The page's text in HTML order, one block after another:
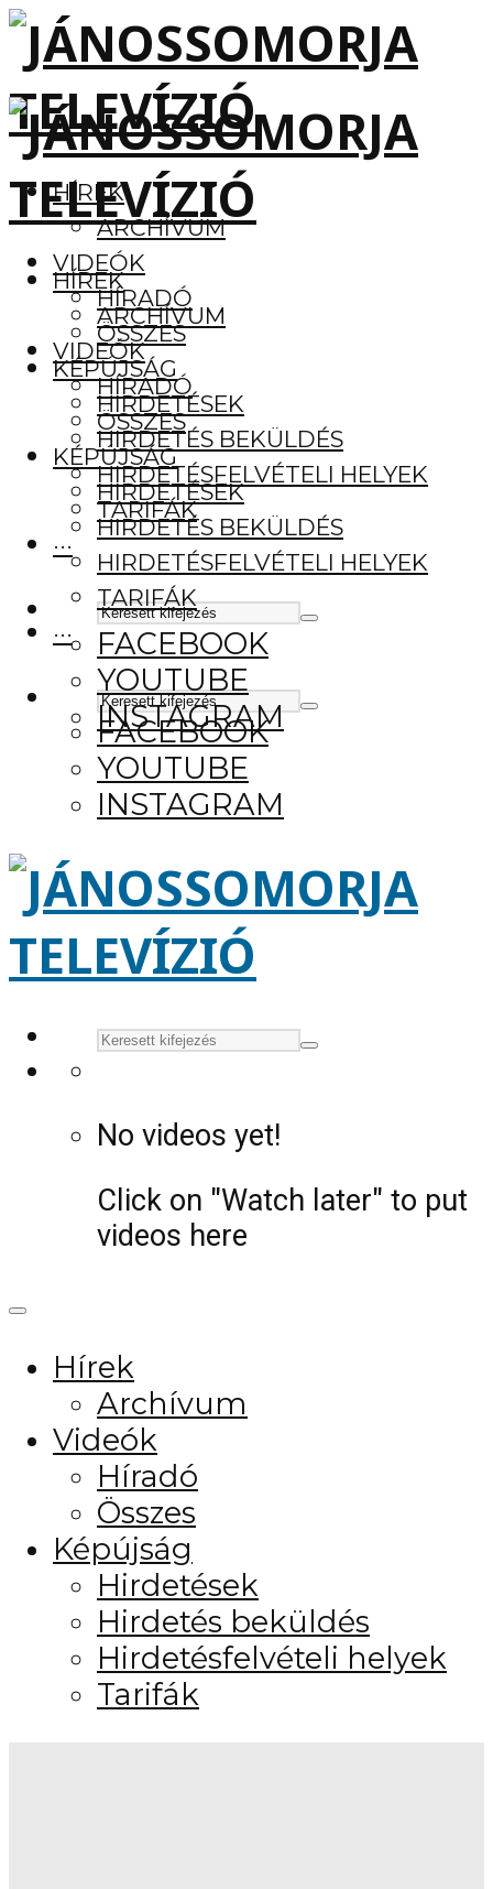
HÍREK
ARCHÍVUM
VIDEÓK
HÍRADÓ
ÖSSZES
KÉPÚJSÁG
HIRDETÉSEK
HIRDETÉS BEKÜLDÉS
HIRDETÉSFELVÉTELI HELYEK
TARIFÁK
···
FACEBOOK
YOUTUBE
INSTAGRAM
HÍREK
ARCHÍVUM
VIDEÓK
HÍRADÓ
ÖSSZES
KÉPÚJSÁG
HIRDETÉSEK
HIRDETÉS BEKÜLDÉS
HIRDETÉSFELVÉTELI HELYEK
TARIFÁK
···
FACEBOOK
YOUTUBE
INSTAGRAM
No videos yet!
Click on "Watch later" to put
videos here
Hírek
Archívum
Videók
Híradó
Összes
Képújság
Hirdetések
Hirdetés beküldés
Hirdetésfelvételi helyek
Tarifák